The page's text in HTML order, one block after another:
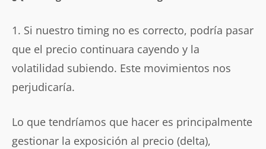
1. Si nuestro timing no es correcto, podría pasar
que el precio continuara cayendo y la
volatilidad subiendo. Este movimientos nos
perjudicaría.
Lo que tendríamos que hacer es principalmente
gestionar la exposición al precio (delta),